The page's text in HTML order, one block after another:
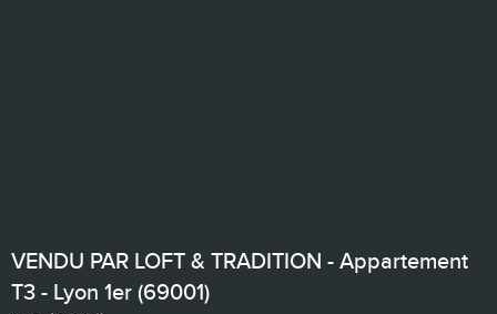
VENDU PAR LOFT & TRADITION - Appartement
T3 - Lyon 1er (69001)